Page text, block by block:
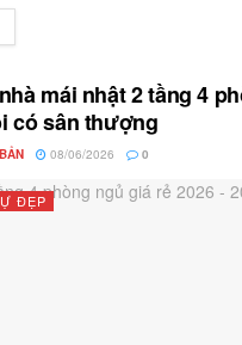
mái nhật 2 tầng 4
có sân thượng
08/06/2026 0
ĐẸP